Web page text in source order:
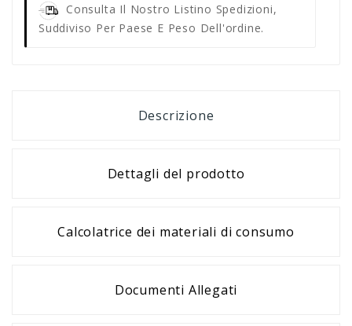
Consulta Il Nostro Listino Spedizioni,
Suddiviso Per Paese E Peso Dell'ordine.
Descrizione
Dettagli del prodotto
Calcolatrice dei materiali di consumo
Documenti Allegati